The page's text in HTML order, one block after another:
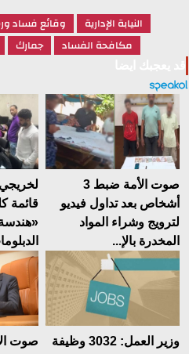
النيابة الإدارية وقائع فساد
مكافحة الفساد
جمارك
صوت الأمة ضبط 3
أشخاص بعد تداول فيديو
لترويج وشراء المواد
المخدرة بالإ...
قائمة
وزير العمل: 3032 وظيفة
صوت